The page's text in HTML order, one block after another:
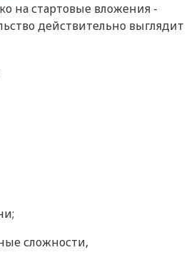
на стартовые вложения -
действительно выглядит
сложности,